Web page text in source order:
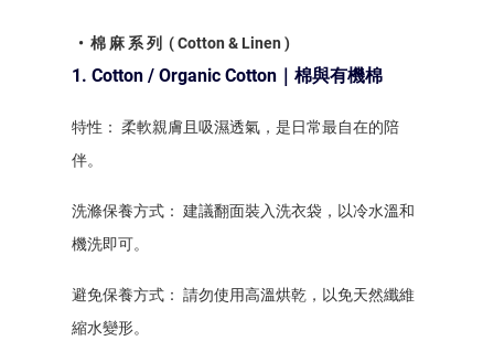
• 棉 麻 系 列 ( Cotton & Linen )
1. Cotton / Organic Cotton｜棉與有機棉
特性： 柔軟親膚且吸濕透氣，是日常最自在的陪
伴。
洗滌保養方式： 建議翻面裝入洗衣袋，以冷水溫和
機洗即可。
避免保養方式： 請勿使用高溫烘乾，以免天然纖維
縮水變形。